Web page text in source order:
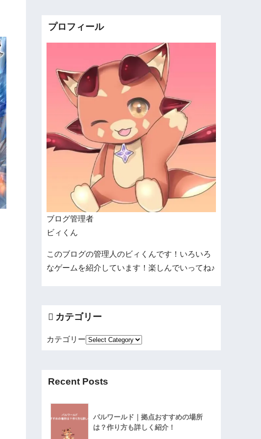
プロフィール
ブログ管理者
ビィくん
このブログの管理人のビィくんです！いろいろ
なゲームを紹介しています！楽しんでいってね♪
カテゴリー
カテゴリー
Recent Posts
パルワールド｜拠点おすすめの場所
は？作り方も詳しく紹介！